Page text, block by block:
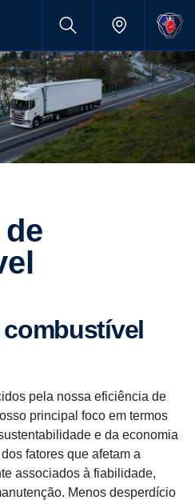
pela nossa eficiência de
principal foco em termos
e da economia
fatores que afetam a
associados à fiabilidade,
Menos desperdício